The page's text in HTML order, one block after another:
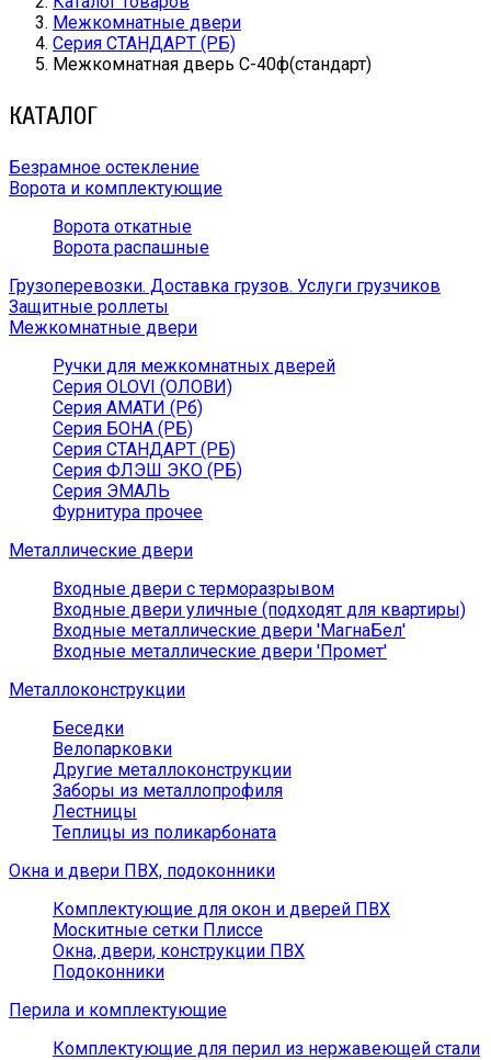
Межкомнатные двери
Серия СТАНДАРТ (РБ)
Межкомнатная дверь С-40ф(стандарт)
КАТАЛОГ
Безрамное остекление
Ворота и комплектующие
Ворота откатные
Ворота распашные
Грузоперевозки. Доставка грузов. Услуги грузчиков
Защитные роллеты
Межкомнатные двери
Ручки для межкомнатных дверей
Серия OLOVI (ОЛОВИ)
Серия АМАТИ (Рб)
Серия БОНА (РБ)
Серия СТАНДАРТ (РБ)
Серия ФЛЭШ ЭКО (РБ)
Серия ЭМАЛЬ
Фурнитура прочее
Металлические двери
Входные двери с терморазрывом
Входные двери уличные (подходят для квартиры)
Входные металлические двери 'МагнаБел'
Входные металлические двери 'Промет'
Металлоконструкции
Беседки
Велопарковки
Другие металлоконструкции
Заборы из металлопрофиля
Лестницы
Теплицы из поликарбоната
Окна и двери ПВХ, подоконники
Комплектующие для окон и дверей ПВХ
Москитные сетки Плиссе
Окна, двери, конструкции ПВХ
Подоконники
Перила и комплектующие
Комплектующие для перил из нержавеющей стали